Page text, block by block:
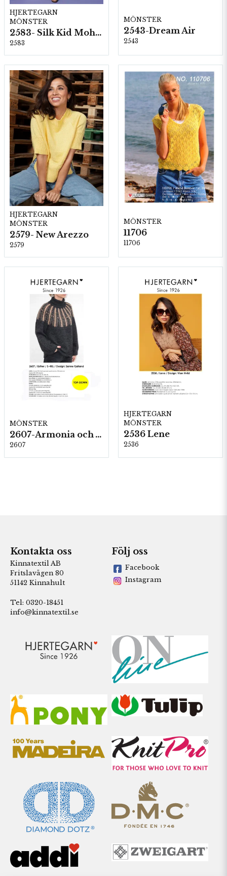
HJERTEGARN
MÖNSTER
2583- Silk Kid Mohair
2583
MÖNSTER
2543-Dream Air
2543
HJERTEGARN
MÖNSTER
2579- New Arezzo
2579
MÖNSTER
11706
11706
MÖNSTER
2607-Armonia och Alpaca 400
2607
HJERTEGARN
MÖNSTER
2536 Lene
2536
Kontakta oss
Kinnatextil AB
Fritslavägen 80
51142 Kinnahult
Tel: 0320-18451
info@kinnatextil.se
Följ oss
Facebook
Instagram